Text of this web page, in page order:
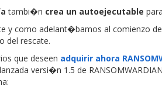
tambi�n crea un autoejecutable
y como adelant�bamos al comienzo
del rescate.
que deseen adquirir ahora
versi�n 1.5 de